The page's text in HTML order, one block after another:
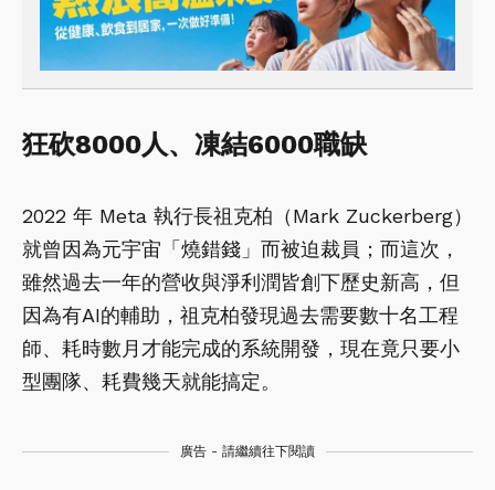
狂砍8000人、凍結6000職缺
2022 年 Meta 執行長祖克柏（Mark Zuckerberg）
就曾因為元宇宙「燒錯錢」而被迫裁員；而這次，
雖然過去一年的營收與淨利潤皆創下歷史新高，但
因為有AI的輔助，祖克柏發現過去需要數十名工程
師、耗時數月才能完成的系統開發，現在竟只要小
型團隊、耗費幾天就能搞定。
廣告 - 請繼續往下閱讀